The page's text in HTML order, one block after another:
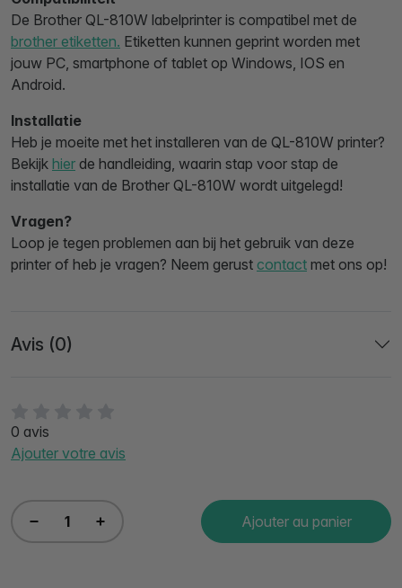
0 avis
Ajouter votre avis
Ajouter au panier
De Brother QL-810W labelprinter is compatibel met de
brother etiketten. Etiketten kunnen geprint worden met
jouw PC, smartphone of tablet op Windows, IOS en
Android.
Installatie
Heb je moeite met het installeren van de QL-810W printer?
Bekijk hier de handleiding, waarin stap voor stap de
installatie van de Brother QL-810W wordt uitgelegd!
Vragen?
Loop je tegen problemen aan bij het gebruik van deze
printer of heb je vragen? Neem gerust contact met ons op!
Avis (0)